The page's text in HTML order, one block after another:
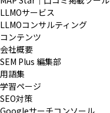
LLMOサービス
LLMOコンサルティング
コンテンツ
会社概要
SEM Plus 編集部
用語集
学習ページ
SEO対策